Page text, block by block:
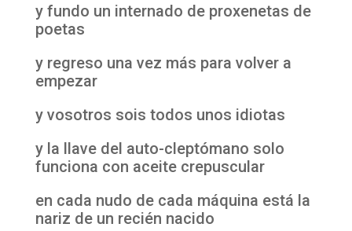
y fundo un internado de proxenetas de
poetas
y regreso una vez más para volver a
empezar
y vosotros sois todos unos idiotas
y la llave del auto-cleptómano solo
funciona con aceite crepuscular
en cada nudo de cada máquina está la
nariz de un recién nacido